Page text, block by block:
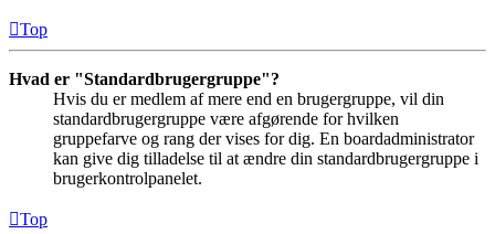
Top
Hvad er "Standardbrugergruppe"?
Hvis du er medlem af mere end en brugergruppe, vil din
standardbrugergruppe være afgørende for hvilken
gruppefarve og rang der vises for dig. En boardadministrator
kan give dig tilladelse til at ændre din standardbrugergruppe i
brugerkontrolpanelet.
Top